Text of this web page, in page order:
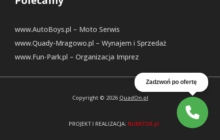
www.AutoBoys.pl – Moto Serwis
www.Quady-Mragowo.pl – Wynajem i Sprzedaż
www.Fun-Park.pl – Organizacja Imprez
Copyright © 2026 QuadOn.pl
PROJEKT I REALIZACJA: NUMITOR.pl
Zadzwoń po ofertę